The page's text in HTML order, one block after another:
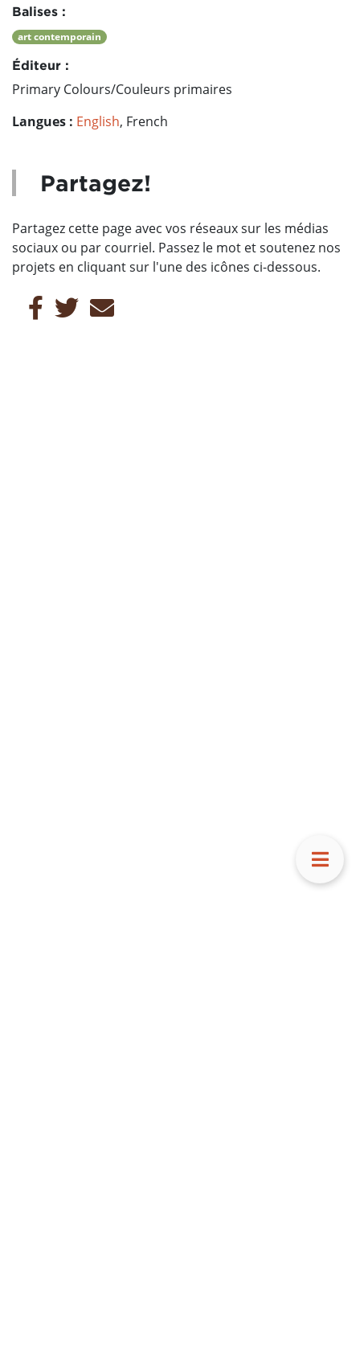
Balises :
art contemporain
Éditeur :
Primary Colours/Couleurs primaires
Langues : English, French
Partagez!
Partagez cette page avec vos réseaux sur les médias
sociaux ou par courriel. Passez le mot et soutenez nos
projets en cliquant sur l'une des icônes ci-dessous.